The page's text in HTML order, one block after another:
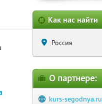
Как нас найти
Россия
О партнере:
kurs-segodnya.ru